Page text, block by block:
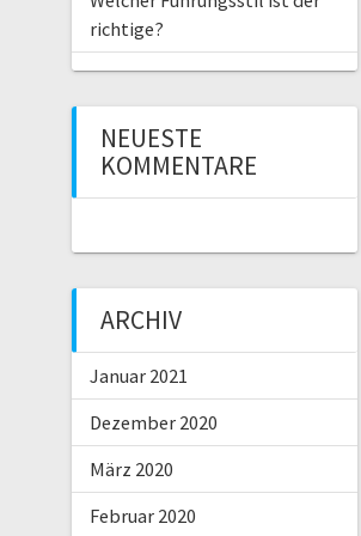
richtige?
NEUESTE
KOMMENTARE
ARCHIV
Januar 2021
Dezember 2020
März 2020
Februar 2020